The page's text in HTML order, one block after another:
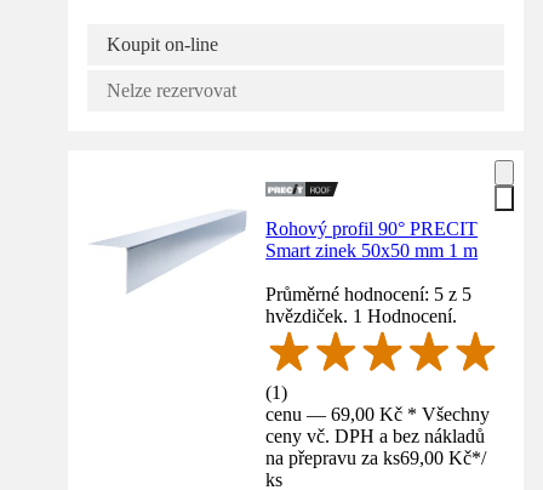
Koupit on-line
Nelze rezervovat
Rohový profil 90° PRECIT
Smart zinek 50x50 mm 1 m
Průměrné hodnocení: 5 z 5
hvězdiček. 1 Hodnocení.
(1)
cenu — 69,00 Kč * Všechny
ceny vč. DPH a bez nákladů
na přepravu za ks69,00 Kč*/
ks